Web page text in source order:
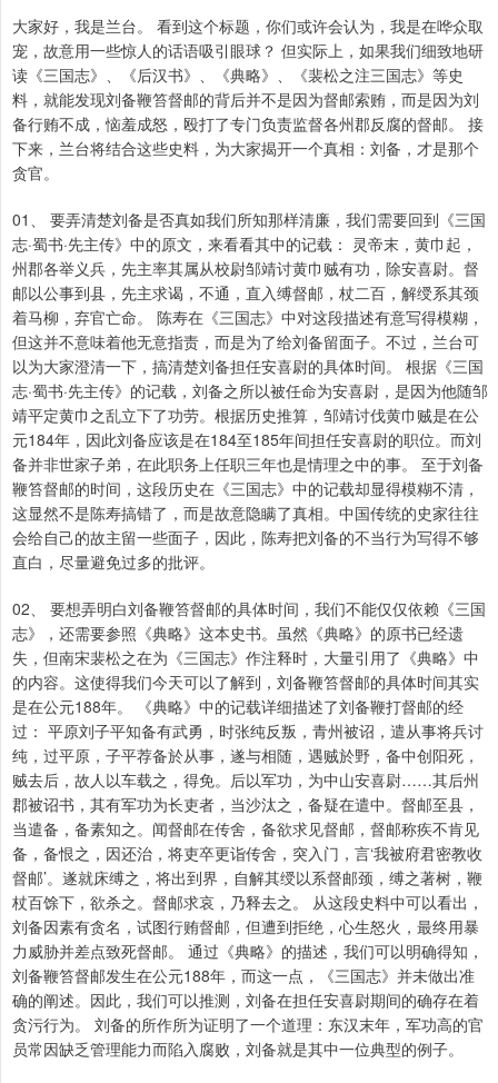
大家好，我是兰台。 看到这个标题，你们或许会认为，我是在哗众取
宠，故意用一些惊人的话语吸引眼球？ 但实际上，如果我们细致地研
读《三国志》、《后汉书》、《典略》、《裴松之注三国志》等史
料，就能发现刘备鞭笞督邮的背后并不是因为督邮索贿，而是因为刘
备行贿不成，恼羞成怒，殴打了专门负责监督各州郡反腐的督邮。 接
下来，兰台将结合这些史料，为大家揭开一个真相：刘备，才是那个
贪官。
01、 要弄清楚刘备是否真如我们所知那样清廉，我们需要回到《三国
志·蜀书·先主传》中的原文，来看看其中的记载： 灵帝末，黄巾起，
州郡各举义兵，先主率其属从校尉邹靖讨黄巾贼有功，除安喜尉。督
邮以公事到县，先主求谒，不通，直入缚督邮，杖二百，解绶系其颈
着马柳，弃官亡命。 陈寿在《三国志》中对这段描述有意写得模糊，
但这并不意味着他无意指责，而是为了给刘备留面子。不过，兰台可
以为大家澄清一下，搞清楚刘备担任安喜尉的具体时间。 根据《三国
志·蜀书·先主传》的记载，刘备之所以被任命为安喜尉，是因为他随邹
靖平定黄巾之乱立下了功劳。根据历史推算，邹靖讨伐黄巾贼是在公
元184年，因此刘备应该是在184至185年间担任安喜尉的职位。而刘
备并非世家子弟，在此职务上任职三年也是情理之中的事。 至于刘备
鞭笞督邮的时间，这段历史在《三国志》中的记载却显得模糊不清，
这显然不是陈寿搞错了，而是故意隐瞒了真相。中国传统的史家往往
会给自己的故主留一些面子，因此，陈寿把刘备的不当行为写得不够
直白，尽量避免过多的批评。
02、 要想弄明白刘备鞭笞督邮的具体时间，我们不能仅仅依赖《三国
志》，还需要参照《典略》这本史书。虽然《典略》的原书已经遗
失，但南宋裴松之在为《三国志》作注释时，大量引用了《典略》中
的内容。这使得我们今天可以了解到，刘备鞭笞督邮的具体时间其实
是在公元188年。 《典略》中的记载详细描述了刘备鞭打督邮的经
过： 平原刘子平知备有武勇，时张纯反叛，青州被诏，遣从事将兵讨
纯，过平原，子平荐备於从事，遂与相随，遇贼於野，备中创阳死，
贼去后，故人以车载之，得免。后以军功，为中山安喜尉……其后州
郡被诏书，其有军功为长吏者，当沙汰之，备疑在遣中。督邮至县，
当遣备，备素知之。闻督邮在传舍，备欲求见督邮，督邮称疾不肯见
备，备恨之，因还治，将吏卒更诣传舍，突入门，言‘我被府君密教收
督邮’。遂就床缚之，将出到界，自解其绶以系督邮颈，缚之著树，鞭
杖百馀下，欲杀之。督邮求哀，乃释去之。 从这段史料中可以看出，
刘备因素有贪名，试图行贿督邮，但遭到拒绝，心生怒火，最终用暴
力威胁并差点致死督邮。 通过《典略》的描述，我们可以明确得知，
刘备鞭笞督邮发生在公元188年，而这一点，《三国志》并未做出准
确的阐述。因此，我们可以推测，刘备在担任安喜尉期间的确存在着
贪污行为。 刘备的所作所为证明了一个道理：东汉末年，军功高的官
员常因缺乏管理能力而陷入腐败，刘备就是其中一位典型的例子。